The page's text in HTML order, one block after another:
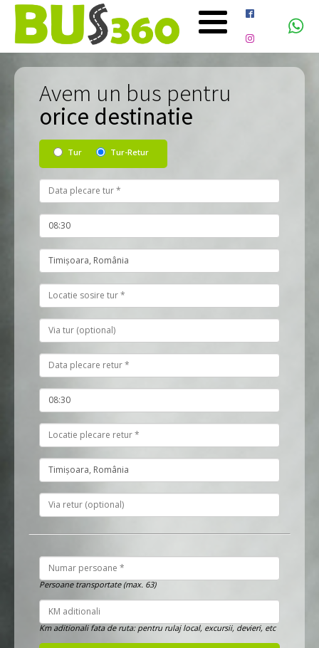
Avem un bus pentru
orice destinatie
Tur Tur-Retur
Persoane transportate (max. 63)
Km aditionali fata de ruta: pentru rulaj local, excursii, devieri, etc